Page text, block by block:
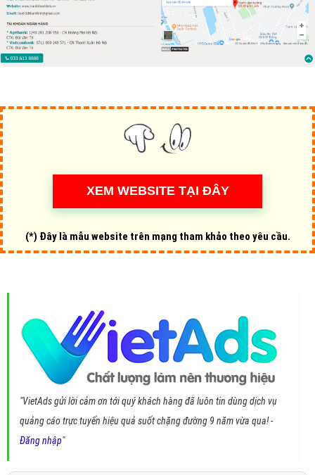
(*) Đây là mẫu website trên mạng tham khảo theo yêu cầu.
"VietAds gửi lời cảm ơn tới quý khách hàng đã luôn tin dùng dịch vụ
quảng cáo trực tuyến hiệu quả suốt chặng đường 9 năm vừa qua! -
Đăng nhập"